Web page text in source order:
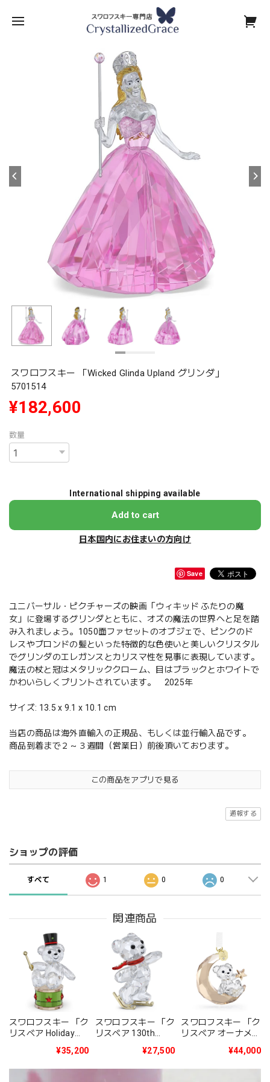
スワロフスキー 「Wicked Glinda Upland グリンダ」
5701514
¥182,600
数量
International shipping available
Add to cart
日本国内にお住まいの方向け
Save
ユニバーサル・ピクチャーズの映画「ウィキッド ふたりの魔
女」に登場するグリンダとともに、オズの魔法の世界へと足を踏
み入れましょう。1050面ファセットのオブジェで、ピンクのド
レスやブロンドの髪といった特徴的な色使いと美しいクリスタル
でグリンダのエレガンスとカリスマ性を見事に表現しています。
魔法の杖と冠はメタリッククローム、目はブラックとホワイトで
かわいらしくプリントされています。 2025年
サイズ: 13.5 x 9.1 x 10.1 cm
当店の商品は海外直輸入の正規品、もしくは並行輸入品です。
商品到着まで２～３週間（営業日）前後頂いております。
この商品をアプリで見る
通報する
ショップの評価
すべて 1 0 0
関連商品
スワロフスキー 「ク
リスベア Holiday
品」5701510¥35,200
スワロフスキー 「ク
リスベア 130th
¥27,500
スワロフスキー 「ク
リスベア オーナメン
産品」5701830¥44,000